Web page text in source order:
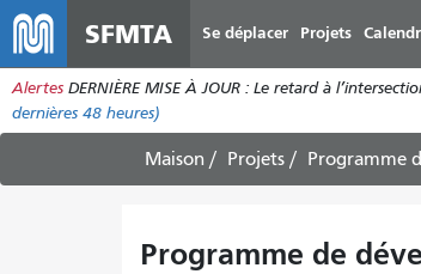
SFMTA Se déplacer Projets
Alertes DERNIÈRE MISE À JOUR : Le retard à
dernières 48 heures)
Maison Projets Programme
Programme de